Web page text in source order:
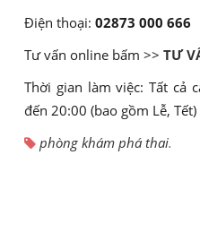
Điện thoại: 02873 000 666
Tư vấn online bấm >> TƯ
Thời gian làm việc: Tất cả
đến 20:00 (bao gồm Lễ, Tết)
phòng khám phá thai.